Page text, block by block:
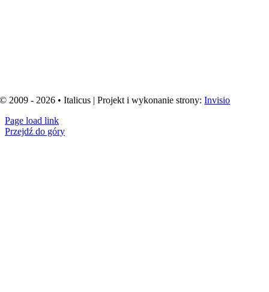
© 2009 - 2026 • Italicus | Projekt i wykonanie strony:Invisio
Page load link
Przejdź do góry